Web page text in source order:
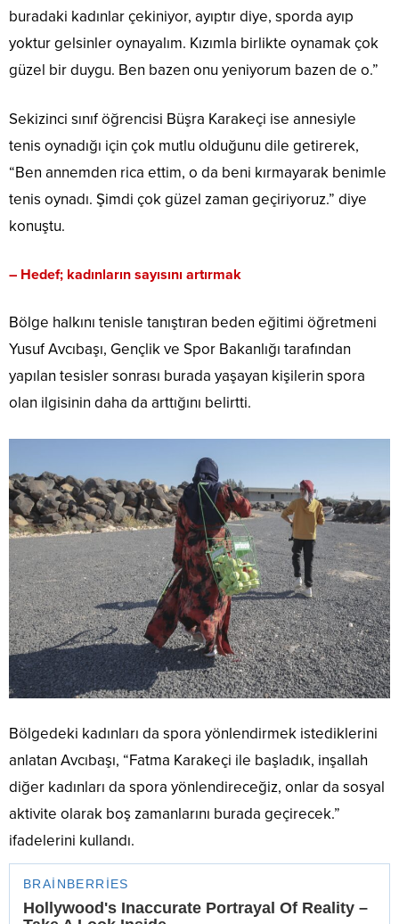
buradaki kadınlar çekiniyor, ayıptır diye, sporda ayıp
yoktur gelsinler oynayalım. Kızımla birlikte oynamak çok
güzel bir duygu. Ben bazen onu yeniyorum bazen de o.”
Sekizinci sınıf öğrencisi Büşra Karakeçi ise annesiyle
tenis oynadığı için çok mutlu olduğunu dile getirerek,
“Ben annemden rica ettim, o da beni kırmayarak benimle
tenis oynadı. Şimdi çok güzel zaman geçiriyoruz.” diye
konuştu.
– Hedef; kadınların sayısını artırmak
Bölge halkını tenisle tanıştıran beden eğitimi öğretmeni
Yusuf Avcıbaşı, Gençlik ve Spor Bakanlığı tarafından
yapılan tesisler sonrası burada yaşayan kişilerin spora
olan ilgisinin daha da arttığını belirtti.
Bölgedeki kadınları da spora yönlendirmek istediklerini
anlatan Avcıbaşı, “Fatma Karakeçi ile başladık, inşallah
diğer kadınları da spora yönlendireceğiz, onlar da sosyal
aktivite olarak boş zamanlarını burada geçirecek.”
ifadelerini kullandı.